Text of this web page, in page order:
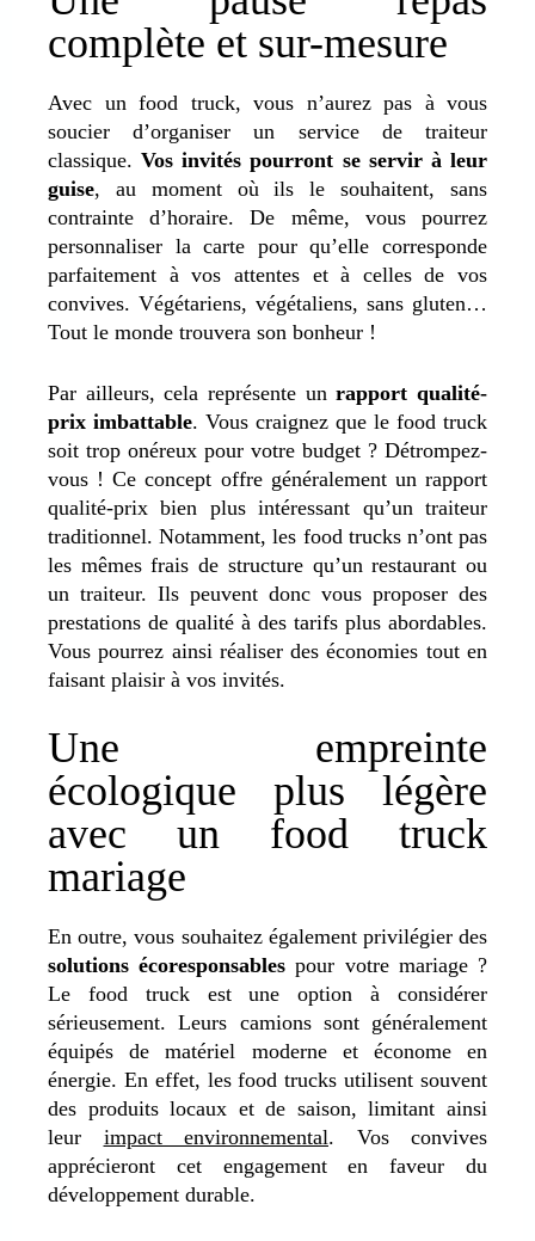
complète et sur-mesure
Avec un food truck, vous n’aurez pas à vous
soucier d’organiser un service de traiteur
classique.Vos invités pourront se servir à leur
guise, au moment où ils le souhaitent, sans
contrainte d’horaire. De même, vous pourrez
personnaliser la carte pour qu’elle corresponde
parfaitement à vos attentes et à celles de vos
convives. Végétariens, végétaliens, sans gluten…
Tout le monde trouvera son bonheur !
Par ailleurs, cela représente unrapport qualité-
prix imbattable. Vous craignez que le food truck
soit trop onéreux pour votre budget ? Détrompez-
vous ! Ce concept offre généralement un rapport
qualité-prix bien plus intéressant qu’un traiteur
traditionnel. Notamment, les food trucks n’ont pas
les mêmes frais de structure qu’un restaurant ou
un traiteur. Ils peuvent donc vous proposer des
prestations de qualité à des tarifs plus abordables.
Vous pourrez ainsi réaliser des économies tout en
faisant plaisir à vos invités.
Une empreinte
écologique plus légère
avec un food truck
mariage
En outre, vous souhaitez également privilégier des
solutions écoresponsables pour votre mariage ?
Le food truck est une option à considérer
sérieusement. Leurs camions sont généralement
équipés de matériel moderne et économe en
énergie. En effet, les food trucks utilisent souvent
des produits locaux et de saison, limitant ainsi
leur impact environnemental. Vos convives
apprécieront cet engagement en faveur du
développement durable.